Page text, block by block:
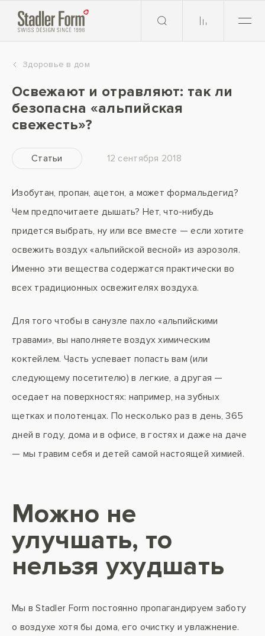
Здоровье в дом
Освежают и отравляют: так ли
безопасна «альпийская
свежесть»?
Статьи 12 сентября 2018
Изобутан, пропан, ацетон, а может формальдегид?
Чем предпочитаете дышать? Нет, что-нибудь
придется выбрать, ну или все вместе — если хотите
освежить воздух «альпийской весной» из аэрозоля.
Именно эти вещества содержатся практически во
всех традиционных освежителях воздуха.
Для того чтобы в санузле пахло «альпийскими
травами», вы наполняете воздух химическим
коктейлем. Часть успевает попасть вам (или
следующему посетителю) в легкие, а другая —
оседает на поверхностях: например, на зубных
щетках и полотенцах. По несколько раз в день, 365
дней в году, дома и в офисе, в гостях и даже на даче
— мы травим себя и детей самой настоящей химией.
Можно не
улучшать, то
нельзя ухудшать
Мы в Stadler Form постоянно пропагандируем заботу
о воздухе хотя бы дома, его очистку и увлажнение.